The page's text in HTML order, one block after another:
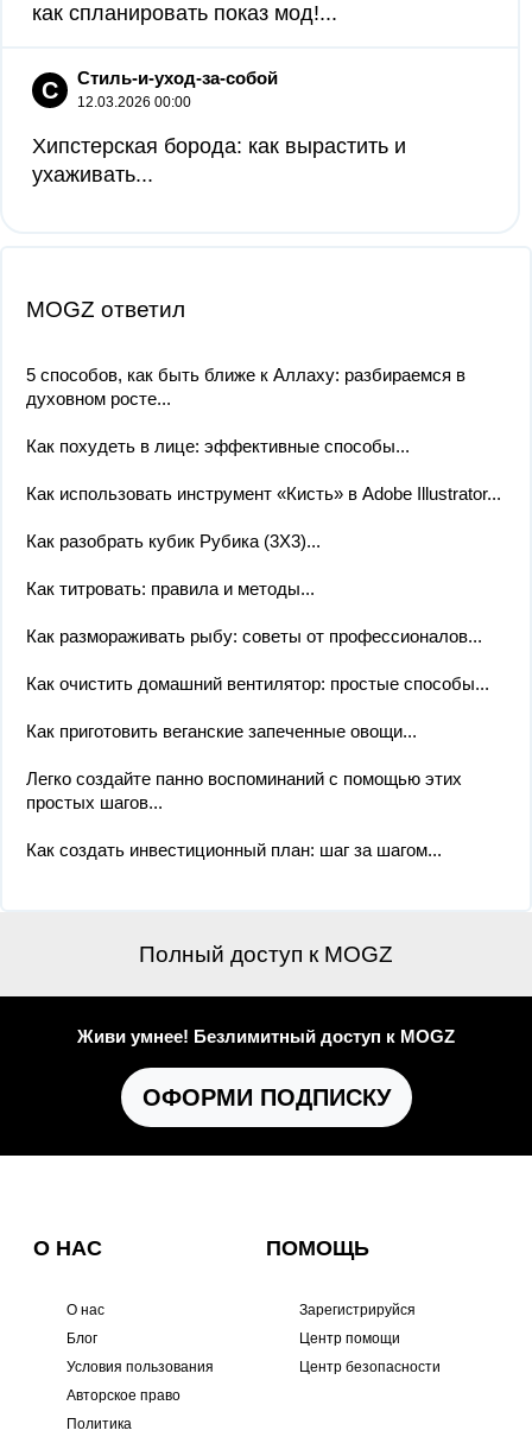
как спланировать показ мод!...
С Стиль-и-уход-за-собой
12.03.2026 00:00
Хипстерская борода: как вырастить и
ухаживать...
MOGZ ответил
5 способов, как быть ближе к Аллаху: разбираемся в
духовном росте...
Как похудеть в лице: эффективные способы...
Как использовать инструмент «Кисть» в Adobe Illustrator...
Как разобрать кубик Рубика (3X3)...
Как титровать: правила и методы...
Как размораживать рыбу: советы от профессионалов...
Как очистить домашний вентилятор: простые способы...
Как приготовить веганские запеченные овощи...
Легко создайте панно воспоминаний с помощью этих
простых шагов...
Как создать инвестиционный план: шаг за шагом...
Полный доступ к MOGZ
Живи умнее! Безлимитный доступ к MOGZ
ОФОРМИ ПОДПИСКУ
О НАС
О нас
Блог
Условия пользования
Авторское право
Политика
ПОМОЩЬ
Зарегистрируйся
Центр помощи
Центр безопасности